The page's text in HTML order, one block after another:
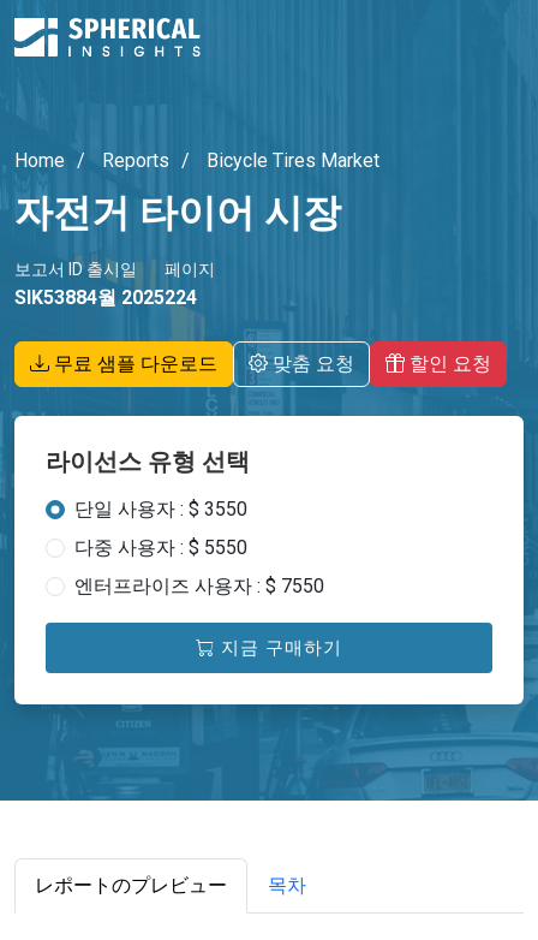
Home Reports Bicycle Tires Market
자전거 타이어 시장
보고서 ID
SIK5388
출시일
4월 2025
페이지
224
무료 샘플 다운로드 맞춤 요청 할인 요청
라이선스 유형 선택
단일 사용자 : $ 3550
다중 사용자 : $ 5550
엔터프라이즈 사용자 : $ 7550
지금 구매하기
レポートのプレビュー 목차